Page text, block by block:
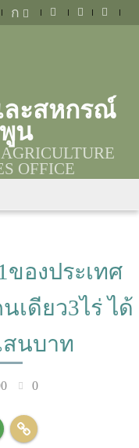
ก
ละสหกรณ์
น
OFFICE
องประเทศ
ดียว3ไร่ ได้
สนบาท
0